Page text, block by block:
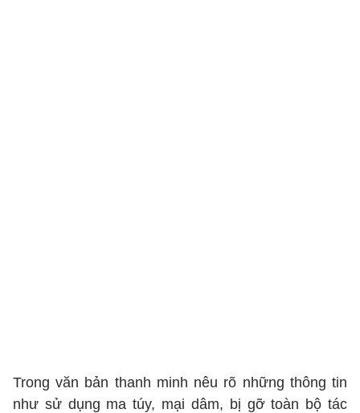
Trong văn bản thanh minh nêu rõ những thông tin
như sử dụng ma túy, mại dâm, bị gỡ toàn bộ tác